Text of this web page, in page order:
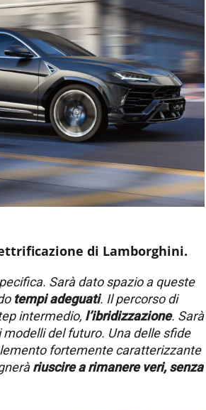
di Lamborghini.
Sarà dato spazio a queste
tempi adeguati. Il percorso di
intermedio, l’ibridizzazione. Sarà
del futuro. Una delle sfide
fortemente caratterizzante
riuscire a rimanere veri, senza